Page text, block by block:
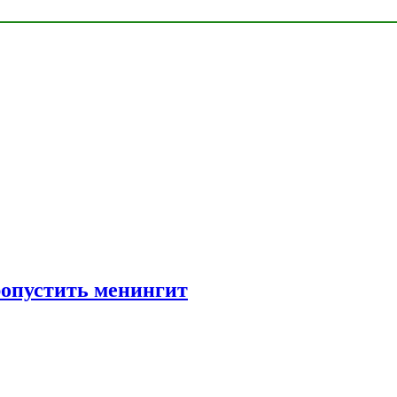
менингит